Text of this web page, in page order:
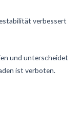
verbessert
und unterscheidet
ist verboten.